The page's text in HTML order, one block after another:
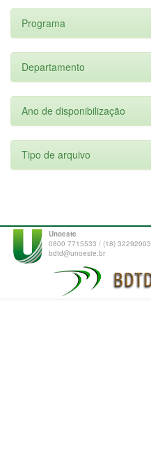
Programa
Departamento
Ano de disponibilização
Tipo de arquivo
Unoeste
0800 7715533 / (18) 32292003
bdtd@unoeste.br